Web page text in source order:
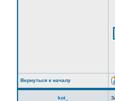
Вернуться к началу
kot_